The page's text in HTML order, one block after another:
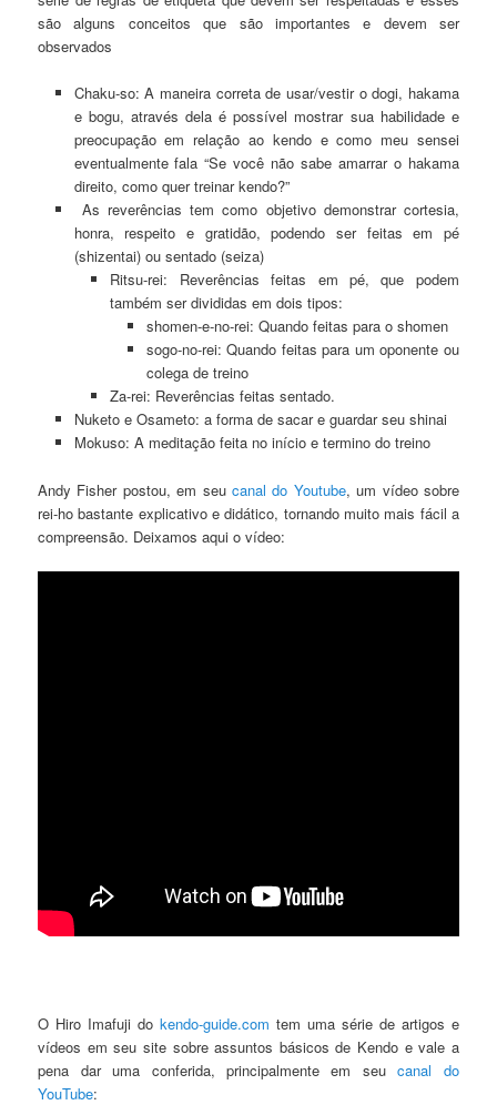
são alguns conceitos que são importantes e devem ser
observados
Chaku-so: A maneira correta de usar/vestir o dogi, hakama
e bogu, através dela é possível mostrar sua habilidade e
preocupação em relação ao kendo e como meu sensei
eventualmente fala “Se você não sabe amarrar o hakama
direito, como quer treinar kendo?”
As reverências tem como objetivo demonstrar cortesia,
honra, respeito e gratidão, podendo ser feitas em pé
(shizentai) ou sentado (seiza)
Ritsu-rei: Reverências feitas em pé, que podem
também ser divididas em dois tipos:
shomen-e-no-rei: Quando feitas para o shomen
sogo-no-rei: Quando feitas para um oponente ou
colega de treino
Za-rei: Reverências feitas sentado.
Nuketo e Osameto: a forma de sacar e guardar seu shinai
Mokuso: A meditação feita no início e termino do treino
Andy Fisher postou, em seu canal do Youtube, um vídeo sobre
rei-ho bastante explicativo e didático, tornando muito mais fácil a
compreensão. Deixamos aqui o vídeo:
O Hiro Imafuji dokendo-guide.com tem uma série de artigos e
vídeos em seu site sobre assuntos básicos de Kendo e vale a
pena dar uma conferida, principalmente em seucanal do
YouTube: